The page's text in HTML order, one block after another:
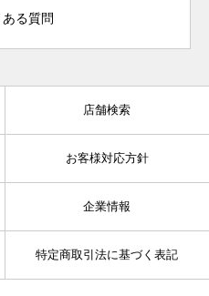
ある質問
店舗検索
お客様対応方針
企業情報
特定商取引法に基づく表記